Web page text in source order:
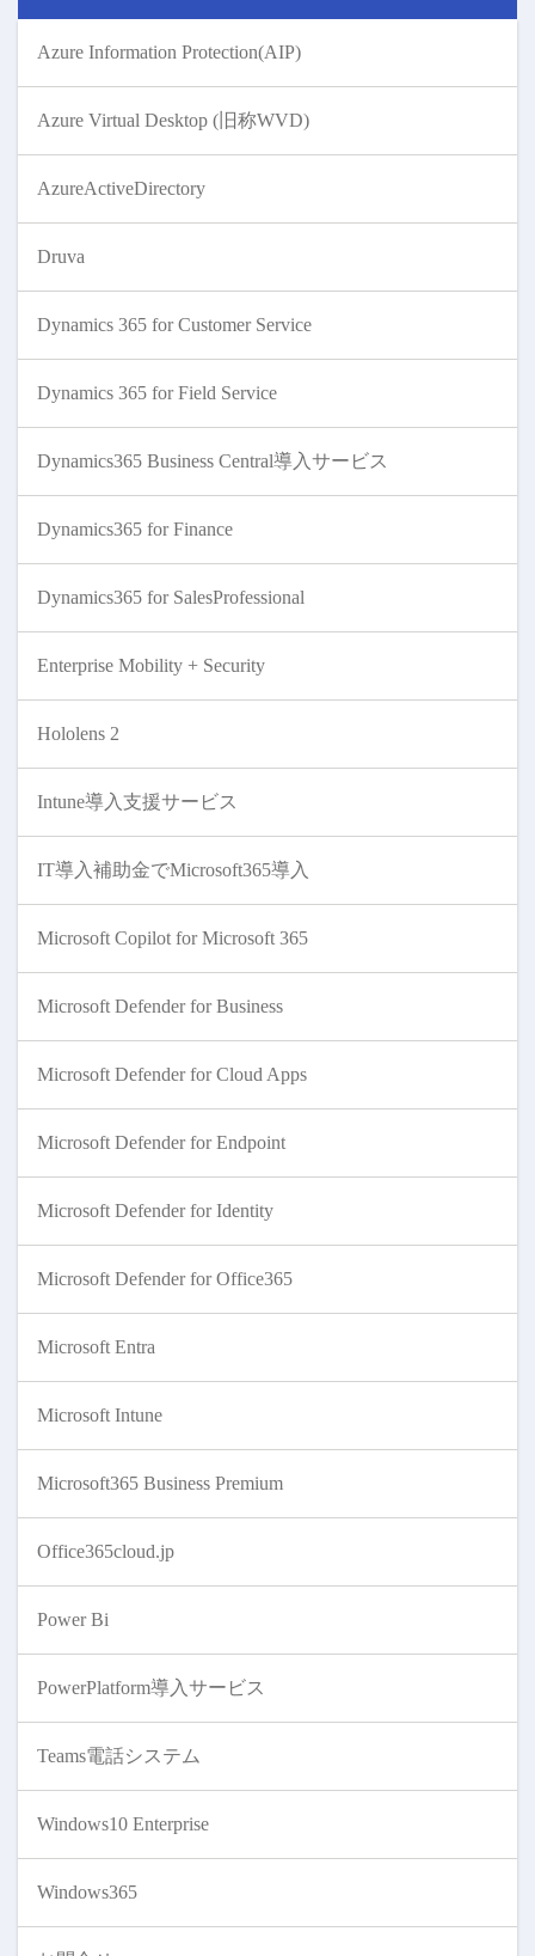
Azure Information Protection(AIP)
Azure Virtual Desktop (旧称WVD)
AzureActiveDirectory
Druva
Dynamics 365 for Customer Service
Dynamics 365 for Field Service
Dynamics365 Business Central導入サービス
Dynamics365 for Finance
Dynamics365 for SalesProfessional
Enterprise Mobility + Security
Hololens 2
Intune導入支援サービス
IT導入補助金でMicrosoft365導入
Microsoft Copilot for Microsoft 365
Microsoft Defender for Business
Microsoft Defender for Cloud Apps
Microsoft Defender for Endpoint
Microsoft Defender for Identity
Microsoft Defender for Office365
Microsoft Entra
Microsoft Intune
Microsoft365 Business Premium
Office365cloud.jp
Power Bi
PowerPlatform導入サービス
Teams電話システム
Windows10 Enterprise
Windows365